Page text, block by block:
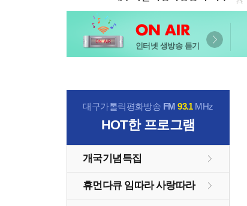
인터넷 생방송 듣기
대구가톨릭평화방송 FM93.1MHz
HOT한 프로그램
개국기념특집
휴먼다큐 임따라 사랑따라